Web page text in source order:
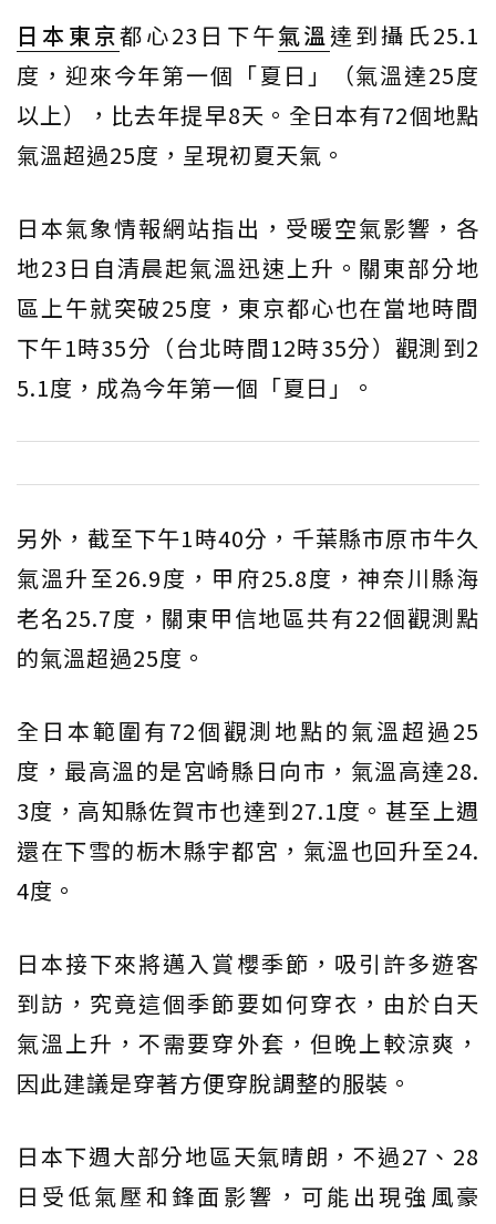
日本東京都心23日下午氣溫達到攝氏25.1
度，迎來今年第一個「夏日」（氣溫達25度
以上），比去年提早8天。全日本有72個地點
氣溫超過25度，呈現初夏天氣。
日本氣象情報網站指出，受暖空氣影響，各
地23日自清晨起氣溫迅速上升。關東部分地
區上午就突破25度，東京都心也在當地時間
下午1時35分（台北時間12時35分）觀測到2
5.1度，成為今年第一個「夏日」。
另外，截至下午1時40分，千葉縣市原市牛久
氣溫升至26.9度，甲府25.8度，神奈川縣海
老名25.7度，關東甲信地區共有22個觀測點
的氣溫超過25度。
全日本範圍有72個觀測地點的氣溫超過25
度，最高溫的是宮崎縣日向市，氣溫高達28.
3度，高知縣佐賀市也達到27.1度。甚至上週
還在下雪的栃木縣宇都宮，氣溫也回升至24.
4度。
日本接下來將邁入賞櫻季節，吸引許多遊客
到訪，究竟這個季節要如何穿衣，由於白天
氣溫上升，不需要穿外套，但晚上較涼爽，
因此建議是穿著方便穿脫調整的服裝。
日本下週大部分地區天氣晴朗，不過27、28
日受低氣壓和鋒面影響，可能出現強風豪